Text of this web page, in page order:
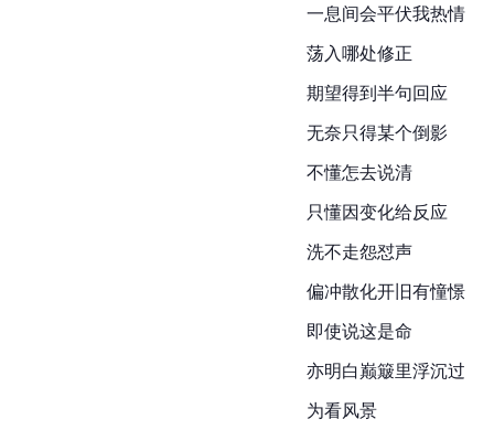
一息间会平伏我热情
荡入哪处修正
期望得到半句回应
无奈只得某个倒影
不懂怎去说清
只懂因变化给反应
洗不走怨怼声
偏冲散化开旧有憧憬
即使说这是命
亦明白巅簸里浮沉过
为看风景